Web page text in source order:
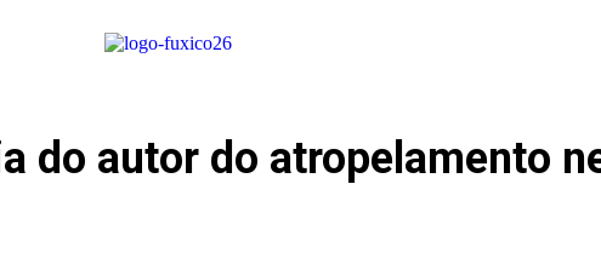
do autor do atropelamento